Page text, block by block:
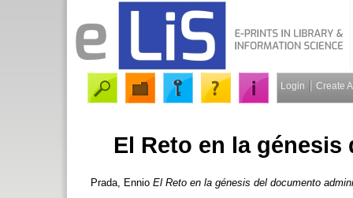
Login Create
El Reto en la
Prada, Ennio El Reto en la génesis del documento